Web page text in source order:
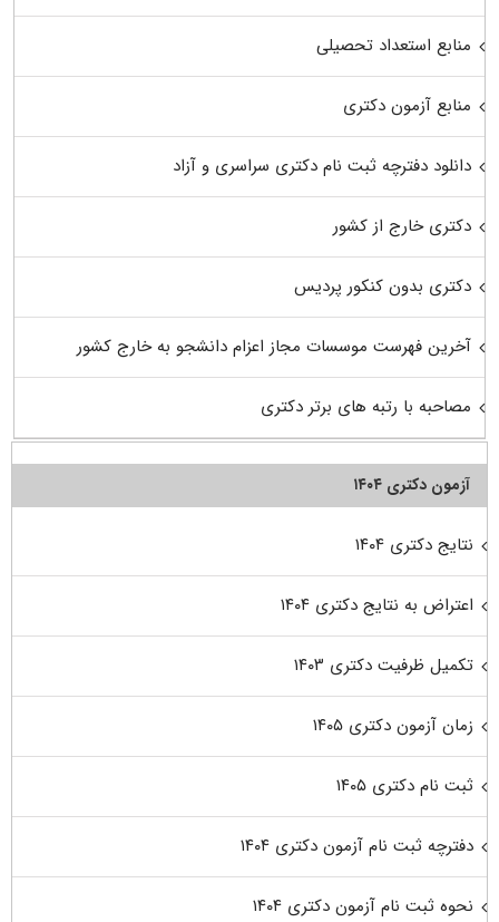
منابع استعداد تحصیلی
منابع آزمون دکتری
دانلود دفترچه ثبت نام دکتری سراسری و آزاد
دکتری خارج از کشور
دکتری بدون کنکور پردیس
آخرین فهرست موسسات مجاز اعزام دانشجو به خارج کشور
مصاحبه با رتبه های برتر دکتری
آزمون دکتری ۱۴۰۴
نتایج دکتری ۱۴۰۴
اعتراض به نتایج دکتری ۱۴۰۴
تکمیل ظرفیت دکتری ۱۴۰۳
زمان آزمون دکتری ۱۴۰۵
ثبت نام دکتری ۱۴۰۵
دفترچه ثبت نام آزمون دکتری ۱۴۰۴
نحوه ثبت نام آزمون دکتری ۱۴۰۴